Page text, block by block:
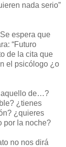
nada serio”
espera que
“Futuro
de la cita que
el psicólogo ¿o
aquello de…?
¿tienes
¿quieres
por la noche?
no nos dirá